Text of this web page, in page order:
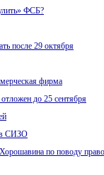
ФСБ?
после 29 октября
фирма
до 25 сентября
в СИЗО
по поводу